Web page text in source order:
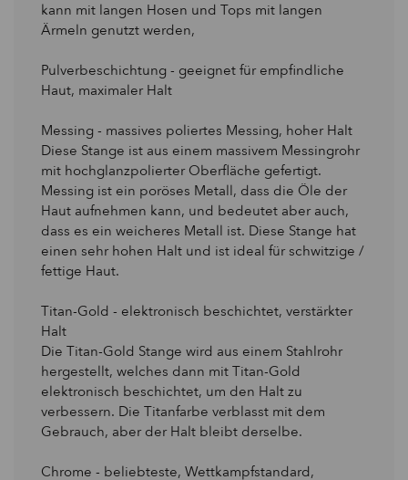
kann mit langen Hosen und Tops mit langen
Ärmeln genutzt werden,
Pulverbeschichtung - geeignet für empfindliche
Haut, maximaler Halt
Messing - massives poliertes Messing, hoher Halt
Diese Stange ist aus einem massivem Messingrohr
mit hochglanzpolierter Oberfläche gefertigt.
Messing ist ein poröses Metall, dass die Öle der
Haut aufnehmen kann, und bedeutet aber auch,
dass es ein weicheres Metall ist. Diese Stange hat
einen sehr hohen Halt und ist ideal für schwitzige /
fettige Haut.
Titan-Gold - elektronisch beschichtet, verstärkter
Halt
Die Titan-Gold Stange wird aus einem Stahlrohr
hergestellt, welches dann mit Titan-Gold
elektronisch beschichtet, um den Halt zu
verbessern. Die Titanfarbe verblasst mit dem
Gebrauch, aber der Halt bleibt derselbe.
Chrome - beliebteste, Wettkampfstandard,